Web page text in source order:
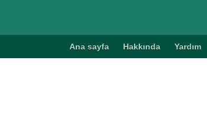
Ana sayfa Hakkında Yardım